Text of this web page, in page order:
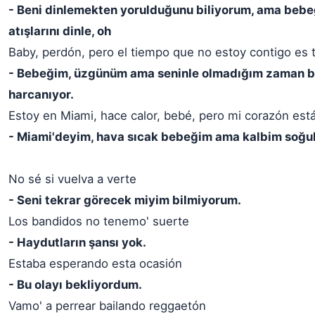
- Beni dinlemekten yorulduğunu biliyorum, ama
atışlarını dinle, oh
Baby, perdón, pero el tiempo que no estoy contigo es
- Bebeğim, üzgünüm ama seninle olmadığım zaman
harcanıyor.
Estoy en Miami, hace calor, bebé, pero mi corazón
- Miami'deyim, hava sıcak bebeğim ama kalbim
No sé si vuelva a verte
- Seni tekrar görecek miyim bilmiyorum.
Los bandidos no tenemo' suerte
- Haydutların şansı yok.
Estaba esperando esta ocasión
- Bu olayı bekliyordum.
Vamo' a perrear bailando reggaetón